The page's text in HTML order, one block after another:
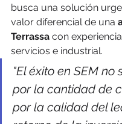
busca una solución
valor diferencial de una
Terrassa con
servicios e industrial.
"El éxito en SEM no
por la cantidad de
por la calidad del